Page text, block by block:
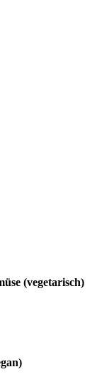
(vegetarisch)